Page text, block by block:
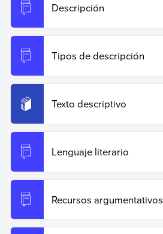
Descripción
Tipos de descripción
Texto descriptivo
Lenguaje literario
Recursos argumentativos